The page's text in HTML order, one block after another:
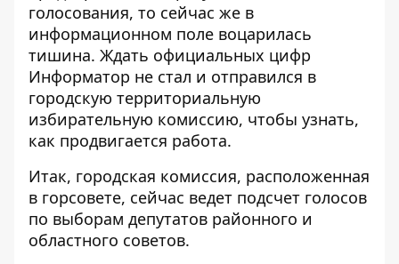
голосования, то сейчас же в
информационном поле воцарилась
тишина. Ждать официальных цифр
Информатор не стал и отправился в
городскую территориальную
избирательную комиссию, чтобы узнать,
как продвигается работа.
Итак, городская комиссия, расположенная
в горсовете, сейчас ведет подсчет голосов
по выборам депутатов районного и
областного советов.